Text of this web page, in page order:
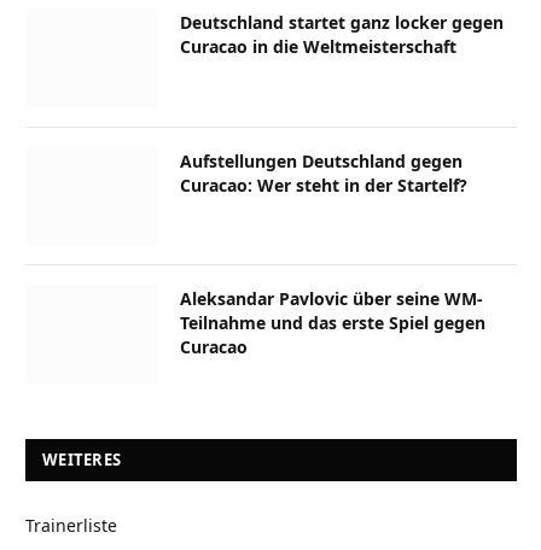
Deutschland startet ganz locker gegen
Curacao in die Weltmeisterschaft
Aufstellungen Deutschland gegen
Curacao: Wer steht in der Startelf?
Aleksandar Pavlovic über seine WM-
Teilnahme und das erste Spiel gegen
Curacao
WEITERES
Trainerliste